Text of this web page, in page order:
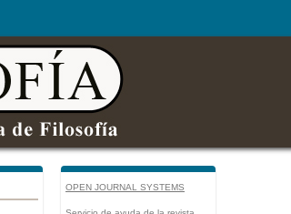
OPEN JOURNAL SYSTEMS